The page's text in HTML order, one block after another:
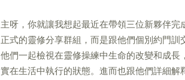
主呀，你就讓我想起最近在帶領三位新夥伴
正式的靈修分享群組，而是跟他們個別約門
他們一起檢視在靈修操練中生命的改變和成
實在生活中執行的狀態。進而也跟他們詳細